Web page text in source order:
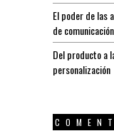
El poder de las
de
Del producto a
personalización